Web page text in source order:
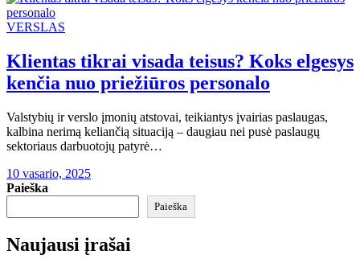
VERSLAS
Klientas tikrai visada teisus? Koks elgesys
kenčia nuo priežiūros personalo
Valstybių ir verslo įmonių atstovai, teikiantys įvairias paslaugas,
kalbina nerimą keliančią situaciją – daugiau nei pusė paslaugų
sektoriaus darbuotojų patyrė…
10 vasario, 2025
Paieška
Paieška
Naujausi įrašai